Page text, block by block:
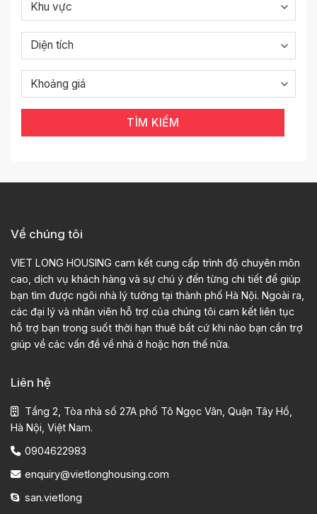
TÌM KIẾM
Về chúng tôi
VIET LONG HOUSING cam kết cung cấp trình độ chuyên môn
cao, dịch vụ khách hàng và sự chú ý đến từng chi tiết để giúp
bạn tìm được ngôi nhà lý tưởng tại thành phố Hà Nội. Ngoài ra,
các đại lý và nhân viên hỗ trợ của chúng tôi cam kết liên tục
hỗ trợ bạn trong suốt thời hạn thuê bất cứ khi nào bạn cần trợ
giúp về các vấn đề về nhà ở hoặc hơn thế nữa.
Liên hệ
Tầng 2, Tòa nhà số 27A phố Tô Ngọc Vân, Quận Tây Hồ,
Hà Nội, Việt Nam.
0904622983
enquiry@vietlonghousing.com
san.vietlong